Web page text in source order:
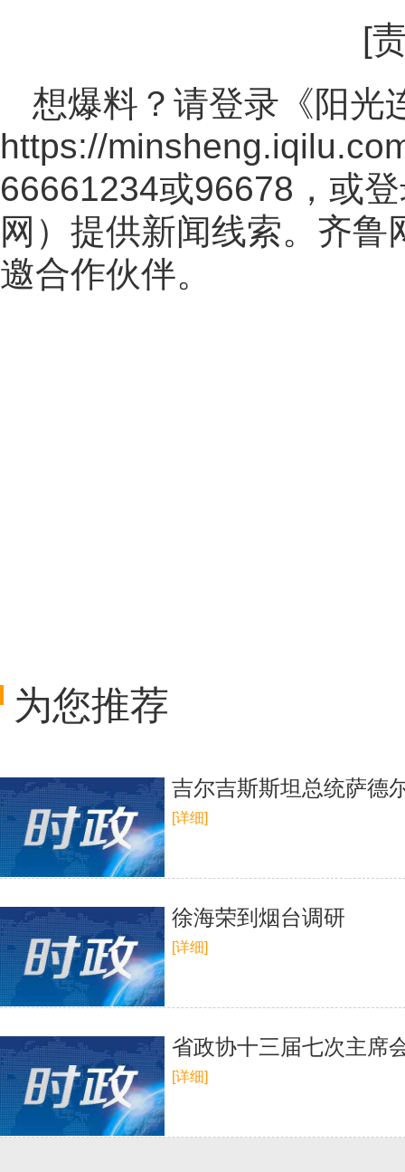
[
想爆料？请登录《阳光
https://
66661234或96678，或
网 ）提供新闻线索。齐鲁
邀合作伙伴。
为您推荐
吉尔吉斯斯坦总统萨德
[详细]
徐海荣到烟台调研
[详细]
省政协十三届七次主席
[详细]